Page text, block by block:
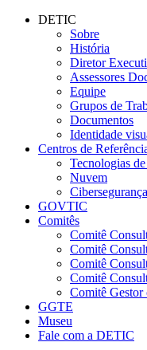
Conteúdo principal
DETIC
Sobre
História
Diretor
Assessores
Equipe
Grupos de
Documentos
Identidade
Centros de
Tecnologias
Nuvem
Cibersegurança
GOVTIC
Comitês
Comitê
Comitê
Comitê
Comitê
Comitê Gestor
GGTE
Museu
Fale com a DETIC